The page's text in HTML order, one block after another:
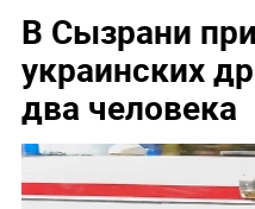
В Сызрани
украинских
два человека